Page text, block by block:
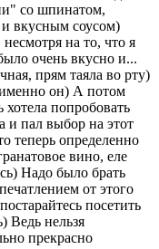
со шпинатом,
вкусным соусом)
на то, что я
очень вкусно и...
прям таяла во рту)
именно он) А потом
хотела попробовать
и пал выбор на этот
теперь определенно
вино, еле
Надо было брать
от этого
посетить
Ведь нельзя
прекрасно